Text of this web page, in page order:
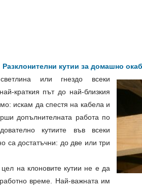
Разклонителни кутии за домашно
или гнездо всеки
краткия път до най-близкия
искам да спестя на кабела и
допълнителната работа по
кутиите във всеки
са достатъчни: до две или три
на клоновите кутии не е да
време. Най-важната им